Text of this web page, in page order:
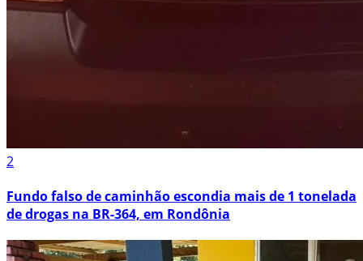
2
Fundo falso de caminhão escondia mais de 1 tonelada
de drogas na BR-364, em Rondônia